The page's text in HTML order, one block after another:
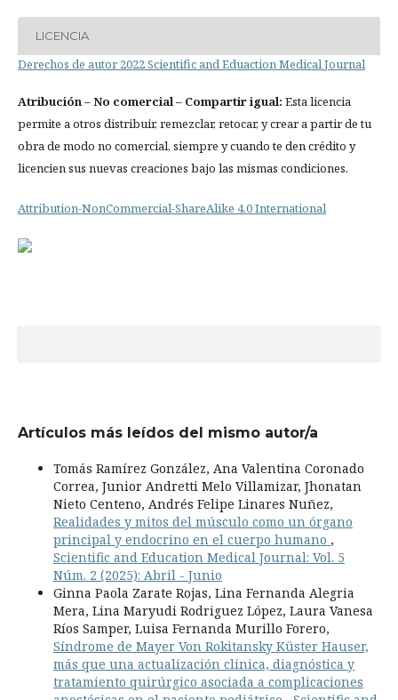
LICENCIA
Derechos de autor 2022 Scientific and Eduaction Medical Journal
Atribución– No comercial – Compartir igual: Esta licencia
permite a otros distribuir, remezclar, retocar, y crear a partir de tu
obra de modo no comercial, siempre y cuando te den crédito y
licencien sus nuevas creaciones bajo las mismas condiciones.
Attribution-NonCommercial-ShareAlike 4.0 International
Artículos más leídos del mismo autor/a
Tomás Ramírez González, Ana Valentina Coronado
Correa, Junior Andretti Melo Villamizar, Jhonatan
Nieto Centeno, Andrés Felipe Linares Nuñez,
Realidades y mitos del músculo como un órgano
principal y endocrino en el cuerpo humano ,
Scientific and Education Medical Journal: Vol. 5
Núm. 2 (2025): Abril - Junio
Ginna Paola Zarate Rojas, Lina Fernanda Alegria
Mera, Lina Maryudi Rodriguez López, Laura Vanesa
Ríos Samper, Luisa Fernanda Murillo Forero,
Síndrome de Mayer Von Rokitansky Küster Hauser,
más que una actualización clínica, diagnóstica y
tratamiento quirúrgico asociada a complicaciones